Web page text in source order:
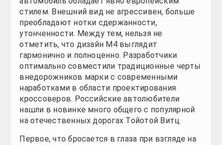
Российским автолюбителям доступны 3
имеют спойлер, а колесные арки с
Standart